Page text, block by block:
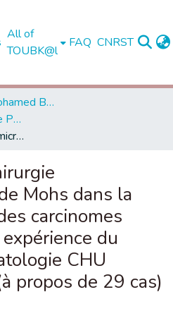
All of
TOUBK@l
FAQ CNRST
Université Sidi Mohamed Ben Abdellah de Fès
Faculté de Médecine, de Pharmacie et de Médecine Dentaire - Fès
L'intérêt de la chirurgie micrographique de Mohs dans la prise en charge des carcinomes basocellulaires : expérience du service de dermatologie CHU Hassan II -Fès- (à propos de 29 cas)
Mohs dans la
carcinomes
du
CHU
propos de 29 cas)